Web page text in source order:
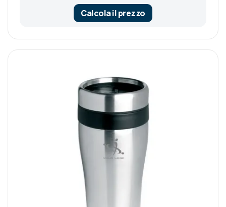
Calcola il prezzo